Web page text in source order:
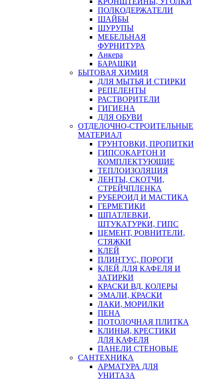
ПОЛКОДЕРЖАТЕЛИ
ШАЙБЫ
ШУРУПЫ
МЕБЕЛЬНАЯ
ФУРНИТУРА
Анкера
БАРАШКИ
БЫТОВАЯ ХИМИЯ
ДЛЯ МЫТЬЯ И СТИРКИ
РЕПЕЛЕНТЫ
РАСТВОРИТЕЛИ
ГИГИЕНА
ДЛЯ ОБУВИ
ОТДЕЛОЧНО-СТРОИТЕЛЬНЫЕ
МАТЕРИАЛ
ГРУНТОВКИ, ПРОПИТКИ
ГИПСОКАРТОН И
КОМПЛЕКТУЮЩИЕ
ТЕПЛОИЗОЛЯЦИЯ
ЛЕНТЫ, СКОТЧИ,
СТРЕЙЧПЛЕНКА
РУБЕРОИД И МАСТИКА
ГЕРМЕТИКИ
ШПАТЛЕВКИ,
ШТУКАТУРКИ, ГИПС
ЦЕМЕНТ, РОВНИТЕЛИ,
СТЯЖКИ
КЛЕЙ
ПЛИНТУС, ПОРОГИ
КЛЕЙ ДЛЯ КАФЕЛЯ И
ЗАТИРКИ
КРАСКИ ВД, КОЛЕРЫ
ЭМАЛИ, КРАСКИ
ЛАКИ, МОРИЛКИ
ПЕНА
ПОТОЛОЧНАЯ ПЛИТКА
КЛИНЬЯ, КРЕСТИКИ
ДЛЯ КАФЕЛЯ
ПАНЕЛИ СТЕНОВЫЕ
САНТЕХНИКА
АРМАТУРА ДЛЯ
УНИТАЗА